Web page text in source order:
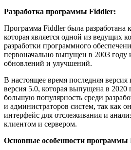
Разработка программы Fiddler:
Программа Fiddler была разработана
которая является одной из ведущих
разработки программного
первоначально выпущен в 2003 году
обновлений и улучшений.
В настоящее время последняя
версия 5.0, которая выпущена в 2020
большую популярность среди
и администраторов систем, так как
интерфейс для отслеживания и
клиентом и сервером.
Основные особенности программы